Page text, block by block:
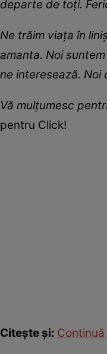
departe de toți.
Ne trăim viața în
amanta. Noi
ne interesează. Noi
Vă mulțumesc
pentru Click!
Citește și: